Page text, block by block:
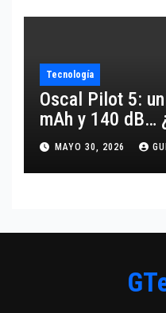
Tecnología
Oscal Pilot 5:
mAh y 140 dB…
MAYO 30, 2026